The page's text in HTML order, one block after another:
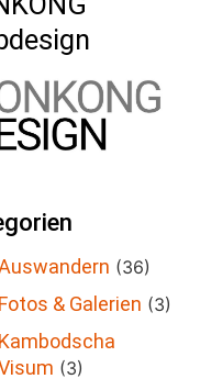
(36)
Fotos & Galerien (3)
Kambodscha
(3)